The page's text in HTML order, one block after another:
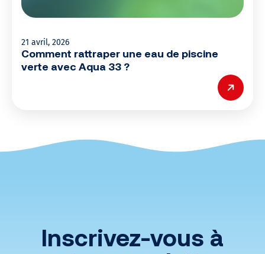
21 avril, 2026
Comment rattraper une eau de piscine
verte avec Aqua 33 ?
Inscrivez-vous à